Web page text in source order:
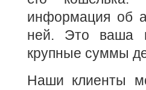
информация об
ней. Это ваша
крупные суммы
Наши клиенты